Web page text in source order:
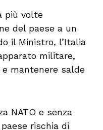
più volte
del paese a un
il Ministro, l’Italia
militare,
mantenere salde
NATO e senza
rischia di